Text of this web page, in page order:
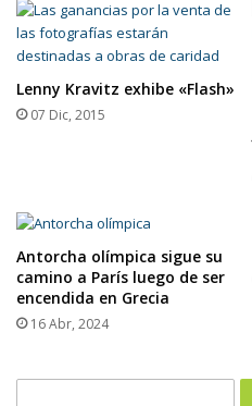
Lenny Kravitz exhibe «Flash»
07 Dic, 2015
Antorcha olímpica sigue su
camino a París luego de ser
encendida en Grecia
16 Abr, 2024